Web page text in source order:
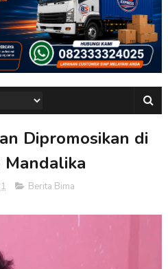
Dipromosikan di
Berita Bima